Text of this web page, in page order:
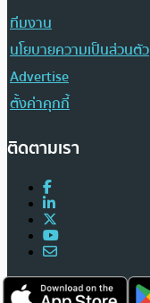
ทีมงาน
นโยบายความเป็นส่วนตัว
Advertise
ตั้งค่าคุกกี้
ติดตามเรา